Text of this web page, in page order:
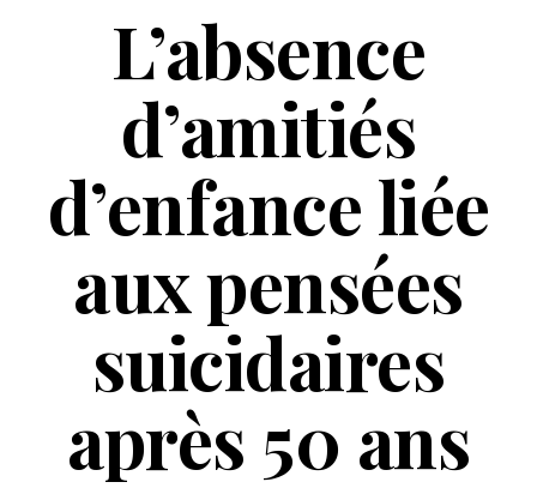
L’absence
d’amitiés
d’enfance liée
aux pensées
suicidaires
après 50 ans